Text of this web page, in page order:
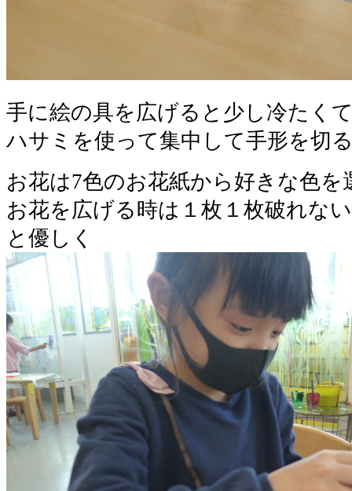
手に絵の具を広げると少し冷たく
ハサミを使って集中して手形を切
お花は7色のお花紙から好きな色を
お花を広げる時は１枚１枚破れな
と優しく